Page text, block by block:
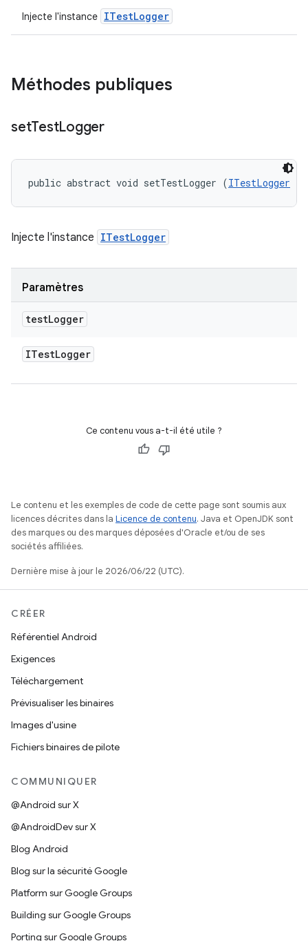
Injecte l'instance ITestLogger
Méthodes publiques
setTestLogger
public abstract void setTestLogger (ITestLogger
Injecte l'instance ITestLogger
Paramètres
testLogger
ITestLogger
Ce contenu vous a-t-il été utile ?
Le contenu et les exemples de code de cette page sont soumis aux
licences décrites dans la Licence de contenu. Java et OpenJDK sont
des marques ou des marques déposées d'Oracle et/ou de ses
sociétés affiliées.
Dernière mise à jour le 2026/06/22 (UTC).
CRÉER
Référentiel Android
Exigences
Téléchargement
Prévisualiser les binaires
Images d'usine
Fichiers binaires de pilote
COMMUNIQUER
@Android sur X
@AndroidDev sur X
Blog Android
Blog sur la sécurité Google
Platform sur Google Groups
Building sur Google Groups
Porting sur Google Groups